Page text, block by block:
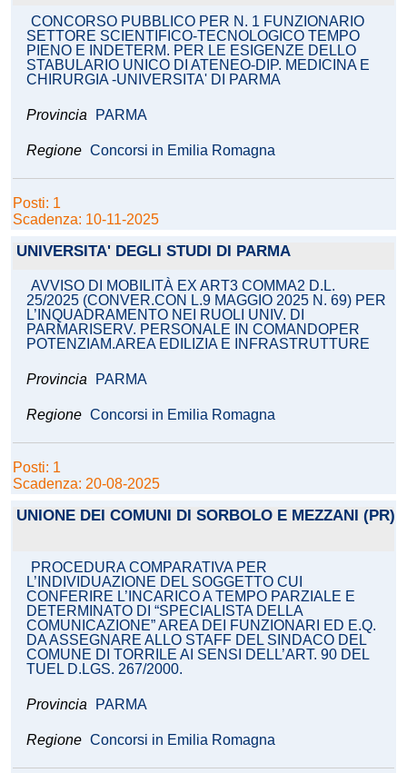
CONCORSO PUBBLICO PER N. 1 FUNZIONARIO
SETTORE SCIENTIFICO-TECNOLOGICO TEMPO
PIENO E INDETERM. PER LE ESIGENZE DELLO
STABULARIO UNICO DI ATENEO-DIP. MEDICINA E
CHIRURGIA -UNIVERSITA' DI PARMA
Provincia PARMA
Regione Concorsi in Emilia Romagna
Posti: 1
Scadenza: 10-11-2025
UNIVERSITA' DEGLI STUDI DI PARMA
AVVISO DI MOBILITÀ EX ART3 COMMA2 D.L.
25/2025 (CONVER.CON L.9 MAGGIO 2025 N. 69) PER
L’INQUADRAMENTO NEI RUOLI UNIV. DI
PARMARISERV. PERSONALE IN COMANDOPER
POTENZIAM.AREA EDILIZIA E INFRASTRUTTURE
Provincia PARMA
Regione Concorsi in Emilia Romagna
Posti: 1
Scadenza: 20-08-2025
UNIONE DEI COMUNI DI SORBOLO E MEZZANI (PR)
PROCEDURA COMPARATIVA PER
L’INDIVIDUAZIONE DEL SOGGETTO CUI
CONFERIRE L’INCARICO A TEMPO PARZIALE E
DETERMINATO DI “SPECIALISTA DELLA
COMUNICAZIONE” AREA DEI FUNZIONARI ED E.Q.
DA ASSEGNARE ALLO STAFF DEL SINDACO DEL
COMUNE DI TORRILE AI SENSI DELL’ART. 90 DEL
TUEL D.LGS. 267/2000.
Provincia PARMA
Regione Concorsi in Emilia Romagna